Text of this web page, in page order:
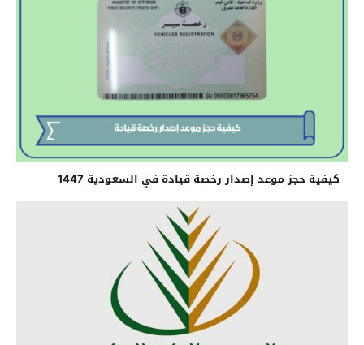
كيفية حجز موعد إصدار رخصة قيادة في السعودية 1447